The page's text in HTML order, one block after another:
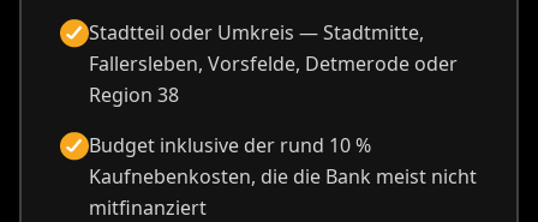
Stadtteil oder Umkreis — Stadtmitte,
Fallersleben, Vorsfelde, Detmerode oder
Region 38
Budget inklusive der rund 10 %
Kaufnebenkosten, die die Bank meist nicht
mitfinanziert